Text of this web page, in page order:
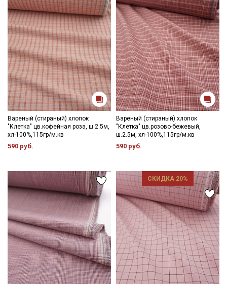
Вареный (стираный) хлопок
"Клетка" цв.кофейная роза, ш.2.5м,
хл-100%,115гр/м.кв
590 руб.
Вареный (стираный) хлопок
"Клетка" цв.розово-бежевый,
ш.2.5м, хл-100%,115гр/м.кв
590 руб.
СКИДКА 20%